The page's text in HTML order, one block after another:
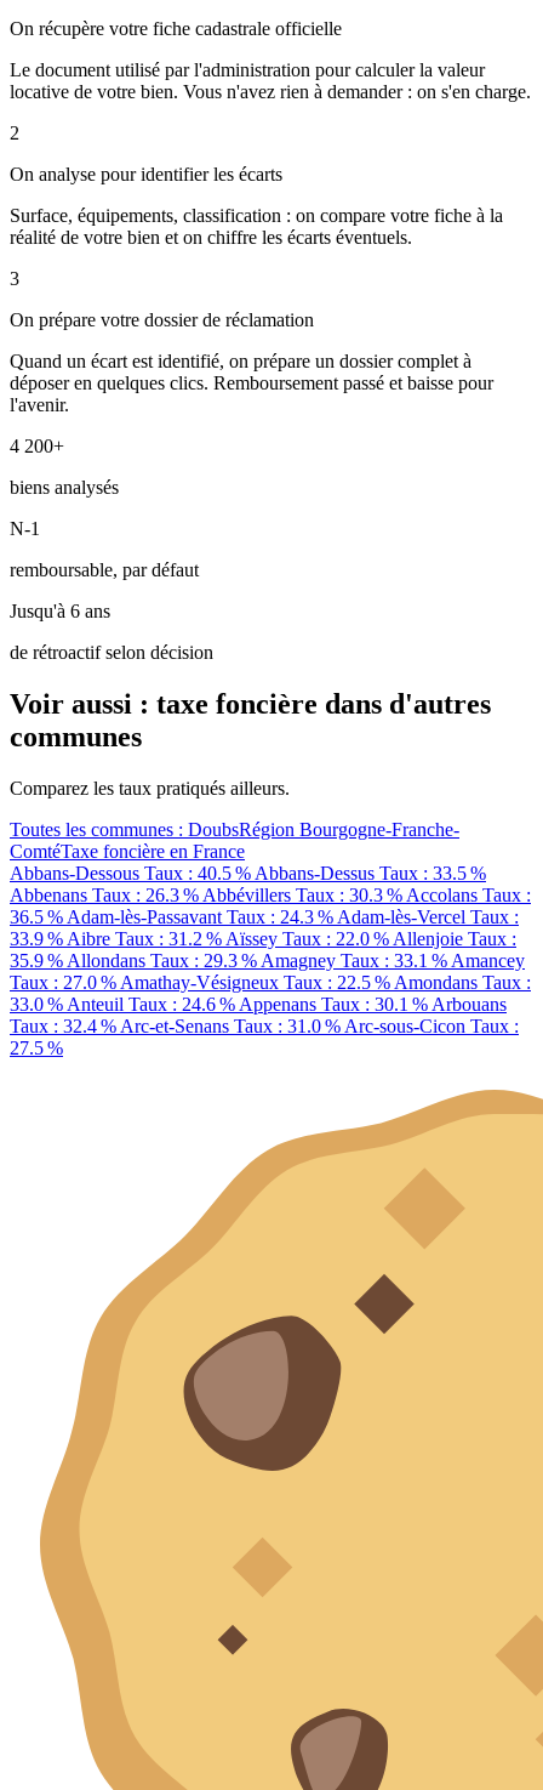
On récupère votre fiche cadastrale officielle
Le document utilisé par l'administration pour calculer la valeur
locative de votre bien. Vous n'avez rien à demander : on s'en charge.
2
On analyse pour identifier les écarts
Surface, équipements, classification : on compare votre fiche à la
réalité de votre bien et on chiffre les écarts éventuels.
3
On prépare votre dossier de réclamation
Quand un écart est identifié, on prépare un dossier complet à
déposer en quelques clics. Remboursement passé et baisse pour
l'avenir.
4 200+
biens analysés
N-1
remboursable, par défaut
Jusqu'à 6 ans
de rétroactif selon décision
Voir aussi : taxe foncière dans d'autres
communes
Comparez les taux pratiqués ailleurs.
Toutes les communes : DoubsRégion Bourgogne-Franche-
ComtéTaxe foncière en France
Abbans-Dessous Taux : 40.5 % Abbans-Dessus Taux : 33.5 %
Abbenans Taux : 26.3 % Abbévillers Taux : 30.3 % Accolans Taux :
36.5 % Adam-lès-Passavant Taux : 24.3 % Adam-lès-Vercel Taux :
33.9 % Aibre Taux : 31.2 % Aïssey Taux : 22.0 % Allenjoie Taux :
35.9 % Allondans Taux : 29.3 % Amagney Taux : 33.1 % Amancey
Taux : 27.0 % Amathay-Vésigneux Taux : 22.5 % Amondans Taux :
33.0 % Anteuil Taux : 24.6 % Appenans Taux : 30.1 % Arbouans
Taux : 32.4 % Arc-et-Senans Taux : 31.0 % Arc-sous-Cicon Taux :
27.5 %